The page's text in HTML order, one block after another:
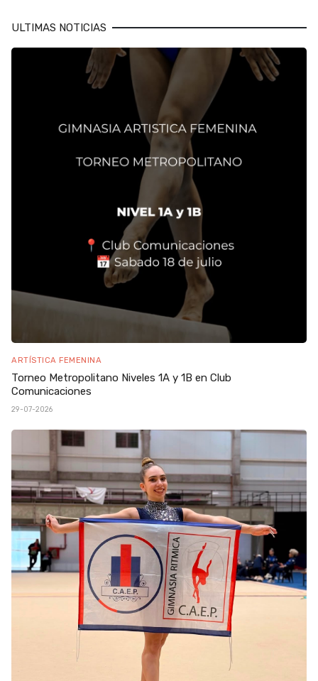
ULTIMAS NOTICIAS
ARTÍSTICA FEMENINA
Torneo Metropolitano Niveles 1A y 1B en Club
Comunicaciones
29-07-2026